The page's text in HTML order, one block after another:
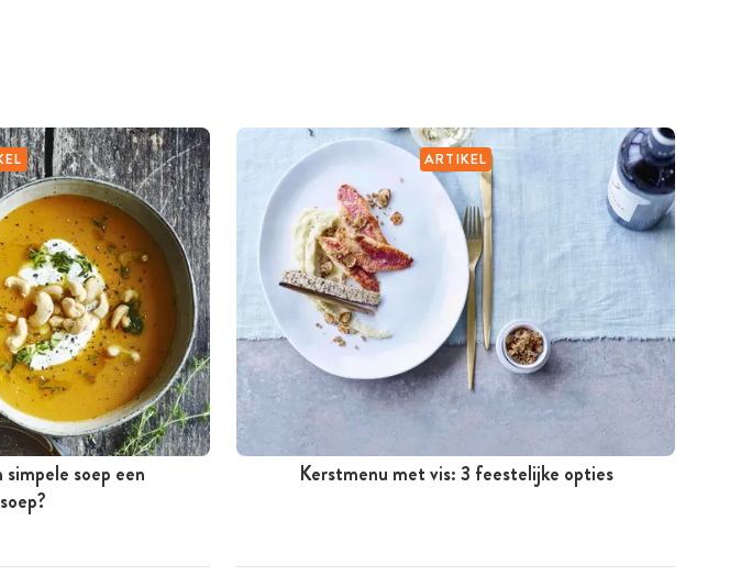
simpele soep een
ARTIKEL
Kerstmenu met vis: 3 feestelijke opties